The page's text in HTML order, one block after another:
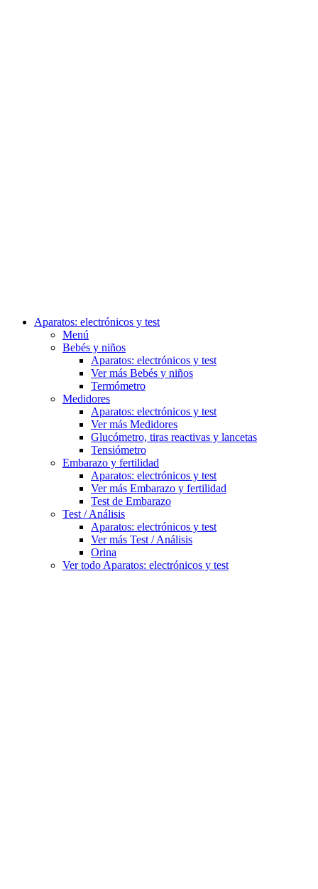
Aparatos: electrónicos y test
Menú
Bebés y niños
Aparatos: electrónicos y test
Ver más Bebés y niños
Termómetro
Medidores
Aparatos: electrónicos y test
Ver más Medidores
Glucómetro, tiras reactivas y lancetas
Tensiómetro
Embarazo y fertilidad
Aparatos: electrónicos y test
Ver más Embarazo y fertilidad
Test de Embarazo
Test / Análisis
Aparatos: electrónicos y test
Ver más Test / Análisis
Orina
Ver todo Aparatos: electrónicos y test